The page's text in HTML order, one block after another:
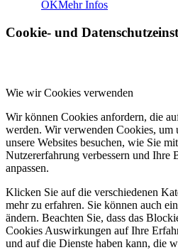
OKMehr Infos
Cookie- und
Wie wir Cookies verwenden
Wir können Cookies anfordern, die
werden. Wir verwenden Cookies, um
unsere Websites besuchen, wie Sie
Nutzererfahrung verbessern und Ihre
anpassen.
Klicken Sie auf die verschiedenen
mehr zu erfahren. Sie können auch
ändern. Beachten Sie, dass das
Cookies Auswirkungen auf Ihre
und auf die Dienste haben kann, die